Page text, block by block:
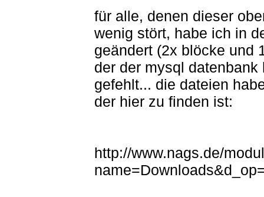
für alle, denen dieser
wenig stört, habe ich in
geändert (2x blöcke und
der der mysql
gefehlt... die dateien
der hier zu finden ist:
http://www.nags.de/